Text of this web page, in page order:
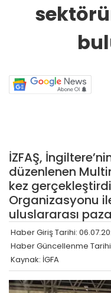
İZFAŞ,
düzenlenen
kez
Organizasyonu
uluslararası
Haber Giriş Tarihi:
Haber Güncellenme
Kaynak: İGFA